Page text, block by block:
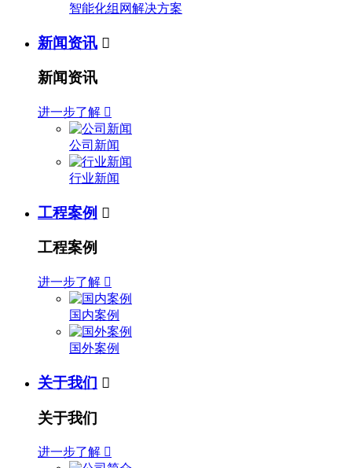
智能化组网解决方案
新闻资讯 
新闻资讯
进一步了解 
公司新闻
行业新闻
工程案例 
工程案例
进一步了解 
国内案例
国外案例
关于我们 
关于我们
进一步了解 